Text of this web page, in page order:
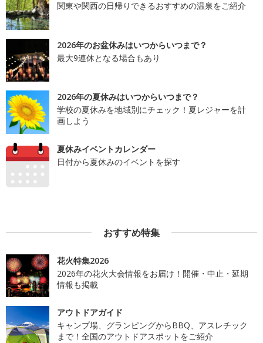
関東や関西の日帰りできるおすすめの温泉をご紹介
2026年のお盆休みはいつからいつまで？
最大9連休となる場合もあり
2026年の夏休みはいつからいつまで？
学校の夏休みを地域別にチェック！夏レジャーを計
画しよう
夏休みイベントカレンダー
日付から夏休みのイベントを探す
おすすめ特集
花火特集2026
2026年の花火大会情報をお届け！開催・中止・延期
情報も掲載
アウトドアガイド
キャンプ場、グランピングからBBQ、アスレチック
まで！全国のアウトドアスポットをご紹介